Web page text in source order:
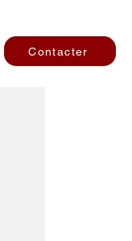
Contacter